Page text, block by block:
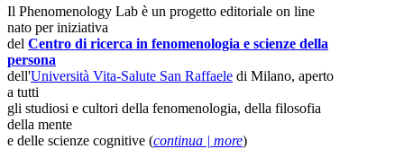
Il Phenomenology Lab è un progetto editoriale on line
nato per iniziativa
del Centro di ricerca in fenomenologia e scienze della
persona
dell'Università Vita-Salute San Raffaele di Milano, aperto
a tutti
gli studiosi e cultori della fenomenologia, della filosofia
della mente
e delle scienze cognitive (continua | more)